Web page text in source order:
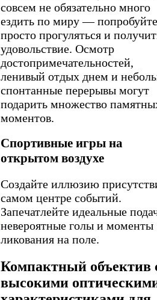
совсем не обязательно много
ездить по миру — попробуйте
просто прогуляться и
удовольствие. Осмотр
достопримечательностей,
ленивый отдых днем и
спонтанные перерывы могут
подарить множество
моментов.
Спортивные игры на
открытом воздухе
Создайте иллюзию
самом центре событий.
Запечатлейте идеальные
невероятные голы и моменты
ликования на поле.
Компактный объектив
высокими